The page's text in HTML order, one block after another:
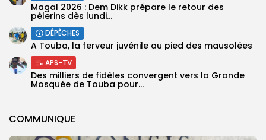
COMMUNIQUE
Magal 2026 : Dem Dikk prépare le retour des
pèlerins dès lundi...
DÉPÊCHES
A Touba, la ferveur juvénile au pied des mausolées
APS-TV
Des milliers de fidèles convergent vers la Grande
Mosquée de Touba pour...